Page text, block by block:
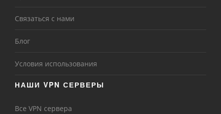
Связаться с нами
Блог
Условия использования
НАШИ VPN СЕРВЕРЫ
Все VPN сервера